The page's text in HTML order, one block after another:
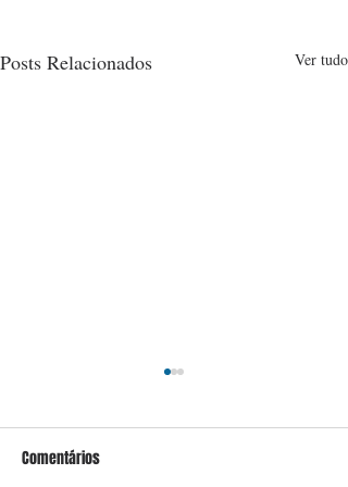
Posts Relacionados Ver tudo
Comentários